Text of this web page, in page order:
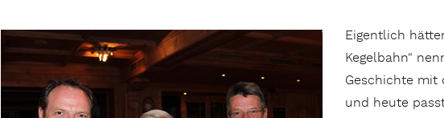
Eigentlich
Kegelbahn“
Geschichte mit
und heute